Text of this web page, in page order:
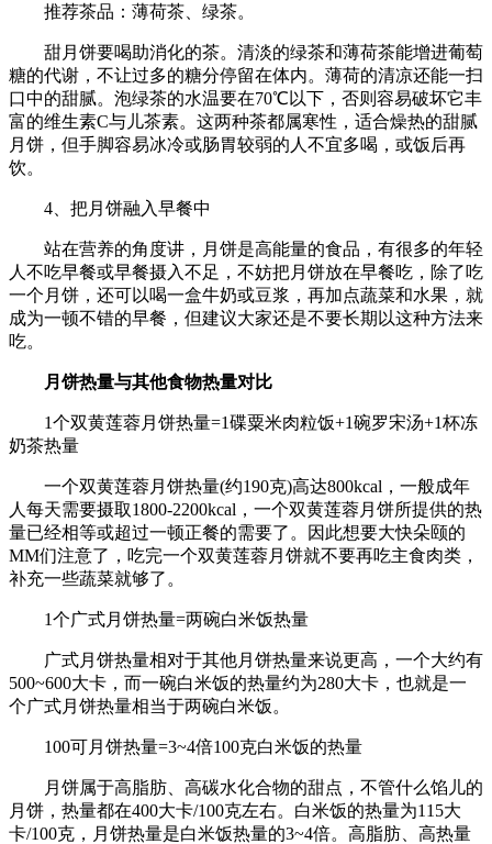
推荐茶品：薄荷茶、绿茶。
甜月饼要喝助消化的茶。清淡的绿茶和薄荷茶能增进葡萄
糖的代谢，不让过多的糖分停留在体内。薄荷的清凉还能一扫
口中的甜腻。泡绿茶的水温要在70℃以下，否则容易破坏它丰
富的维生素C与儿茶素。这两种茶都属寒性，适合燥热的甜腻
月饼，但手脚容易冰冷或肠胃较弱的人不宜多喝，或饭后再
饮。
4、把月饼融入早餐中
站在营养的角度讲，月饼是高能量的食品，有很多的年轻
人不吃早餐或早餐摄入不足，不妨把月饼放在早餐吃，除了吃
一个月饼，还可以喝一盒牛奶或豆浆，再加点蔬菜和水果，就
成为一顿不错的早餐，但建议大家还是不要长期以这种方法来
吃。
月饼热量与其他食物热量对比
1个双黄莲蓉月饼热量=1碟粟米肉粒饭+1碗罗宋汤+1杯冻
奶茶热量
一个双黄莲蓉月饼热量(约190克)高达800kcal，一般成年
人每天需要摄取1800-2200kcal，一个双黄莲蓉月饼所提供的热
量已经相等或超过一顿正餐的需要了。因此想要大快朵颐的
MM们注意了，吃完一个双黄莲蓉月饼就不要再吃主食肉类，
补充一些蔬菜就够了。
1个广式月饼热量=两碗白米饭热量
广式月饼热量相对于其他月饼热量来说更高，一个大约有
500~600大卡，而一碗白米饭的热量约为280大卡，也就是一
个广式月饼热量相当于两碗白米饭。
100可月饼热量=3~4倍100克白米饭的热量
月饼属于高脂肪、高碳水化合物的甜点，不管什么馅儿的
月饼，热量都在400大卡/100克左右。白米饭的热量为115大
卡/100克，月饼热量是白米饭热量的3~4倍。高脂肪、高热量